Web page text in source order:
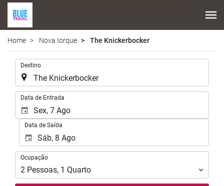
Home Nova Iorque The Knickerbocker
Destino
Data de Entrada
Data de Saída
Ocupação
Ocupação
2 Pessoas, 1 Quarto